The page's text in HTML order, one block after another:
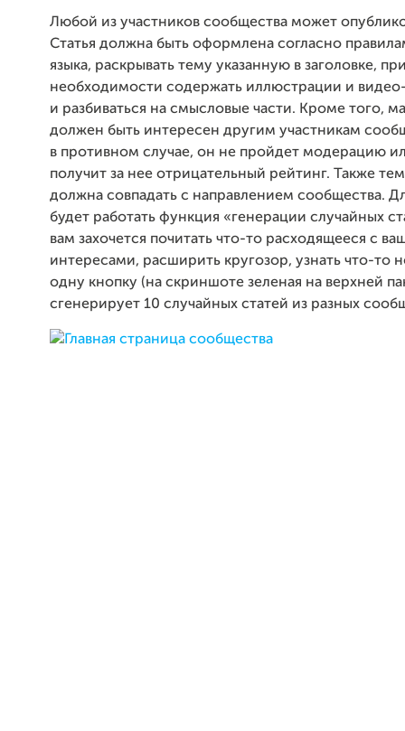
Любой из участников сообщества может
Статья должна быть оформлена согласно
языка, раскрывать тему указанную в заголовке,
необходимости содержать иллюстрации и
и разбиваться на смысловые части. Кроме того,
должен быть интересен другим участникам
в противном случае, он не пройдет модерацию
получит за нее отрицательный рейтинг. Также
должна совпадать с направлением сообщества.
будет работать функция «генерации случайных
вам захочется почитать что-то расходящееся с
интересами, расширить кругозор, узнать что-то
одну кнопку (на скриншоте зеленая на верхней
сгенерирует 10 случайных статей из разных